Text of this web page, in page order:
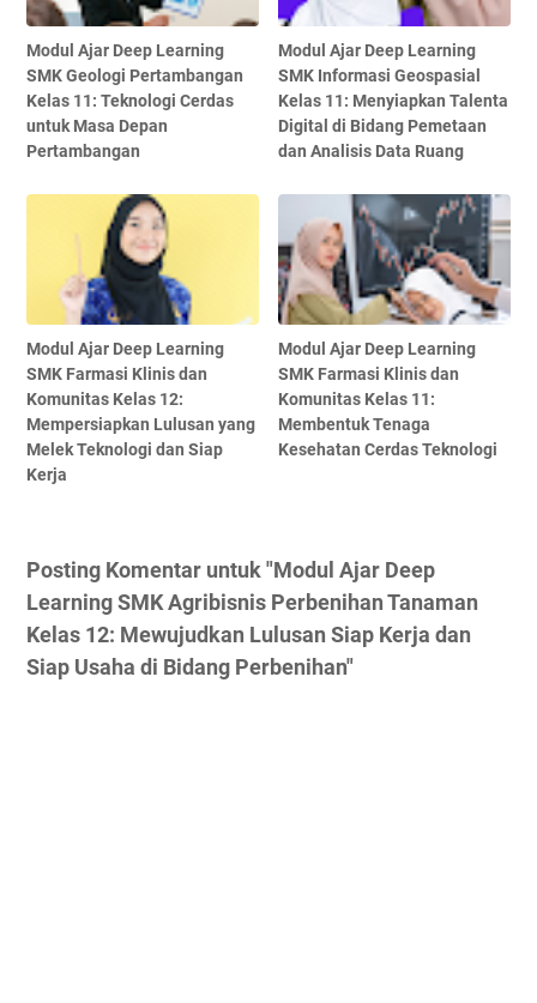
Modul Ajar Deep Learning
SMK Geologi Pertambangan
Kelas 11: Teknologi Cerdas
untuk Masa Depan
Pertambangan
Modul Ajar Deep Learning
SMK Informasi Geospasial
Kelas 11: Menyiapkan Talenta
Digital di Bidang Pemetaan
dan Analisis Data Ruang
Modul Ajar Deep Learning
SMK Farmasi Klinis dan
Komunitas Kelas 12:
Mempersiapkan Lulusan yang
Melek Teknologi dan Siap
Kerja
Modul Ajar Deep Learning
SMK Farmasi Klinis dan
Komunitas Kelas 11:
Membentuk Tenaga
Kesehatan Cerdas Teknologi
Posting Komentar untuk "Modul Ajar Deep
Learning SMK Agribisnis Perbenihan Tanaman
Kelas 12: Mewujudkan Lulusan Siap Kerja dan
Siap Usaha di Bidang Perbenihan"